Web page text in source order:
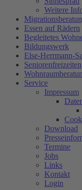
Weitere
Essen auf Rädern
Begleitetes
Bildungswerk
Else-Herrmann-
Seniorenfreizeiten
Service
Impressum
Download
Termine
Jobs
Links
Kontakt
Login